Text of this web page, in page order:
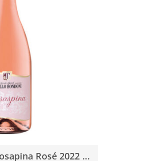
Casello Bondoni Rosapina Rosé 2022 0,75l